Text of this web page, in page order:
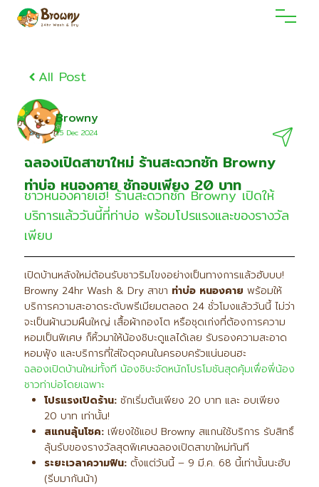
All Post
Browny
25 Dec 2O24
ฉลองเปิดสาขาใหม่ ร้านสะดวกซัก Browny
ท่าบ่อ หนองคาย ซักอบเพียง 20 บาท
ชาวหนองคายเฮ! ร้านสะดวกซัก Browny เปิดให้
บริการแล้ววันนี้ที่ท่าบ่อ พร้อมโปรแรงและของรางวัล
เพียบ
เปิดบ้านหลังใหม่ต้อนรับชาวริมโขงอย่างเป็นทางการแล้วฮับบบ!
Browny 24hr Wash & Dry สาขา ท่าบ่อ หนองคาย พร้อมให้
บริการความสะอาดระดับพรีเมียมตลอด 24 ชั่วโมงแล้ววันนี้ ไม่ว่า
จะเป็นผ้านวมผืนใหญ่ เสื้อผ้ากองโต หรือชุดเก่งที่ต้องการความ
หอมเป็นพิเศษ ก็หิ้วมาให้น้องชิบะดูแลได้เลย รับรองความสะอาด
หอมฟุ้ง และบริการที่ใส่ใจดุจคนในครอบครัวแน่นอนฮะ
ฉลองเปิดบ้านใหม่ทั้งที น้องชิบะจัดหนักโปรโมชันสุดคุ้มเพื่อพี่น้อง
ชาวท่าบ่อโดยเฉพาะ
โปรแรงเปิดร้าน: ซักเริ่มต้นเพียง 20 บาท และ อบเพียง
20 บาท เท่านั้น!
สแกนลุ้นโชค: เพียงใช้แอป Browny สแกนใช้บริการ รับสิทธิ์
ลุ้นรับของรางวัลสุดพิเศษฉลองเปิดสาขาใหม่ทันที
ระยะเวลาความฟิน: ตั้งแต่วันนี้ – 9 มี.ค. 68 นี้เท่านั้นนะฮับ
(รีบมากันน้า)